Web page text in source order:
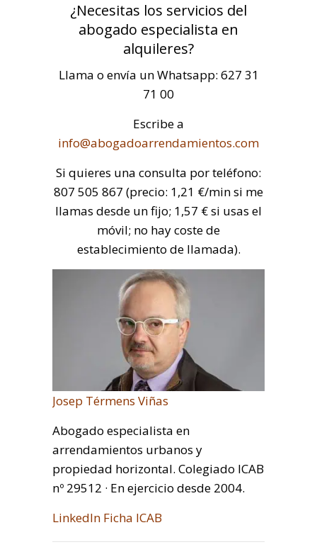
¿Necesitas los servicios del
abogado especialista en
alquileres?
Llama o envía un Whatsapp: 627 31
71 00
Escribe a
info@abogadoarrendamientos.com
Si quieres una consulta por teléfono:
807 505 867 (precio: 1,21 €/min si me
llamas desde un fijo; 1,57 € si usas el
móvil; no hay coste de
establecimiento de llamada).
Josep Térmens Viñas
Abogado especialista en
arrendamientos urbanos y
propiedad horizontal. Colegiado ICAB
nº 29512 · En ejercicio desde 2004.
LinkedIn Ficha ICAB